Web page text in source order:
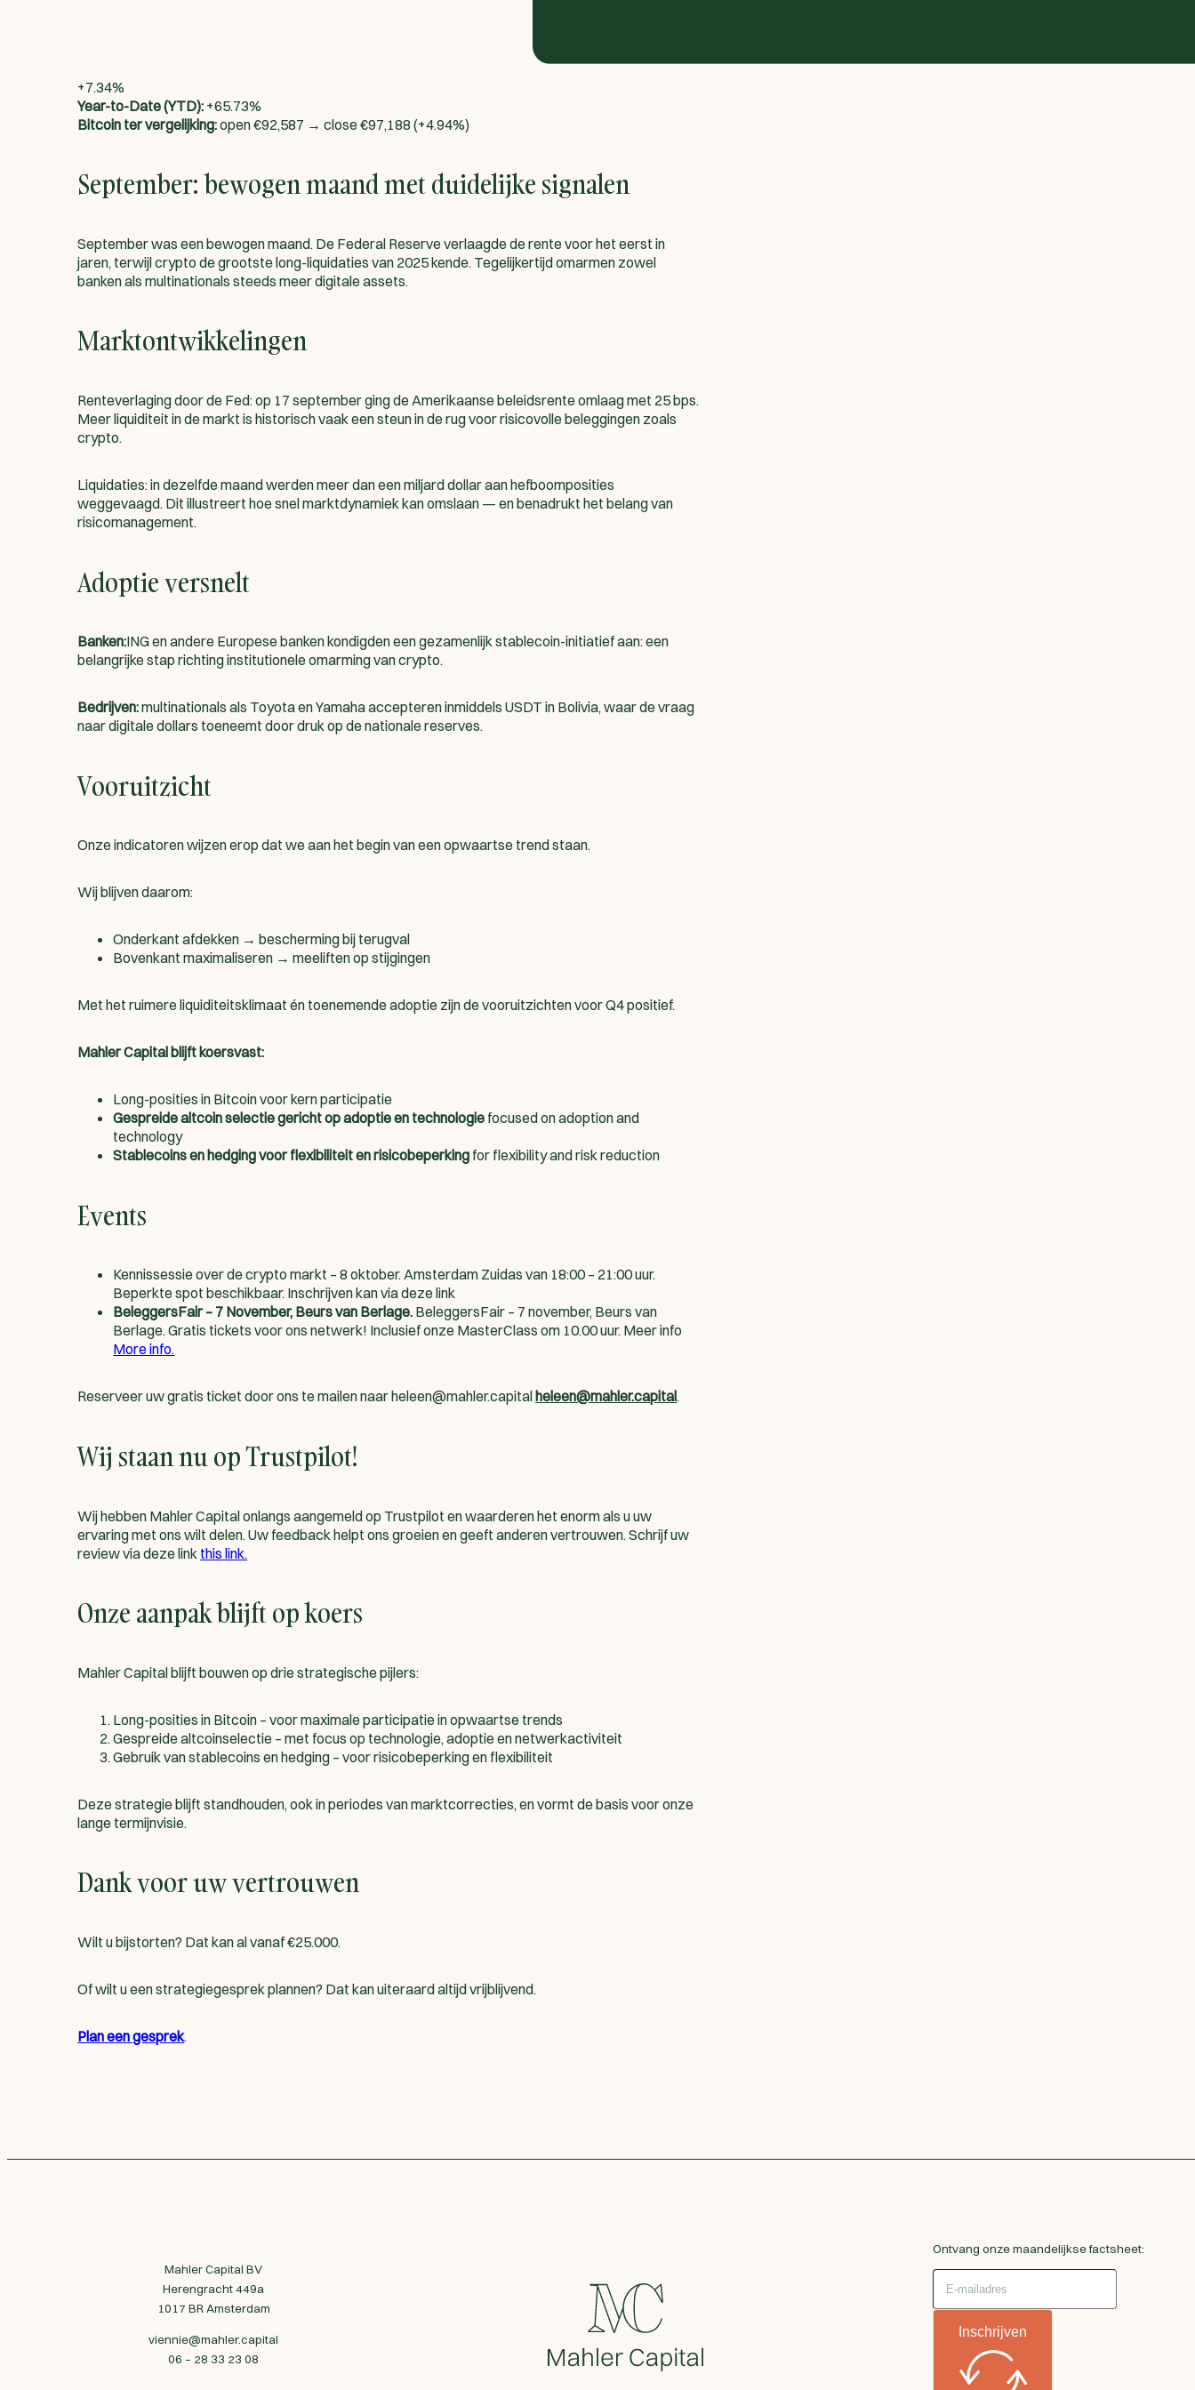
+7.34%
Year-to-Date (YTD): +65.73%
Bitcoin ter vergelijking:open €92,587 → close €97,188 (+4.94%)
September: bewogen maand met duidelijke signalen
September was een bewogen maand. De Federal Reserve verlaagde de rente voor het eerst in
jaren, terwijl crypto de grootste long-liquidaties van 2025 kende. Tegelijkertijd omarmen zowel
banken als multinationals steeds meer digitale assets.
Marktontwikkelingen
Renteverlaging door de Fed: op 17 september ging de Amerikaanse beleidsrente omlaag met 25 bps.
Meer liquiditeit in de markt is historisch vaak een steun in de rug voor risicovolle beleggingen zoals
crypto.
Liquidaties: in dezelfde maand werden meer dan een miljard dollar aan hefboomposities
weggevaagd. Dit illustreert hoe snel marktdynamiek kan omslaan — en benadrukt het belang van
risicomanagement.
Adoptie versnelt
Banken:ING en andere Europese banken kondigden een gezamenlijk stablecoin-initiatief aan: een
belangrijke stap richting institutionele omarming van crypto.
Bedrijven:multinationals als Toyota en Yamaha accepteren inmiddels USDT in Bolivia, waar de vraag
naar digitale dollars toeneemt door druk op de nationale reserves.
Vooruitzicht
Onze indicatoren wijzen erop dat we aan het begin van een opwaartse trend staan.
Wij blijven daarom:
Onderkant afdekken → bescherming bij terugval
Bovenkant maximaliseren → meeliften op stijgingen
Met het ruimere liquiditeitsklimaat én toenemende adoptie zijn de vooruitzichten voor Q4 positief.
Mahler Capital blijft koersvast:
Long-posities in Bitcoin voor kern participatie
Gespreide altcoin selectie gericht op adoptie en technologie focused on adoption and
technology
Stablecoins en hedging voor flexibiliteit en risicobeperking for flexibility and risk reduction
Events
Kennissessie over de crypto markt – 8 oktober. Amsterdam Zuidas van 18:00 – 21:00 uur.
Beperkte spot beschikbaar. Inschrijven kan via deze link
BeleggersFair – 7 November, Beurs van Berlage. BeleggersFair – 7 november, Beurs van
Berlage. Gratis tickets voor ons netwerk! Inclusief onze MasterClass om 10.00 uur. Meer info
More info.
Reserveer uw gratis ticket door ons te mailen naarheleen@mahler.capitalheleen@mahler.capital.
Wij staan nu op Trustpilot!
Wij hebben Mahler Capital onlangs aangemeld op Trustpilot en waarderen het enorm als u uw
ervaring met ons wilt delen. Uw feedback helpt ons groeien en geeft anderen vertrouwen. Schrijf uw
review via deze link this link.
Onze aanpak blijft op koers
Mahler Capital blijft bouwen op drie strategische pijlers:
Long-posities in Bitcoin – voor maximale participatie in opwaartse trends
Gespreide altcoinselectie – met focus op technologie, adoptie en netwerkactiviteit
Gebruik van stablecoins en hedging – voor risicobeperking en flexibiliteit
Deze strategie blijft standhouden, ook in periodes van marktcorrecties, en vormt de basis voor onze
lange termijnvisie.
Dank voor uw vertrouwen
Wilt u bijstorten? Dat kan al vanaf €25.000.
Of wilt u een strategiegesprek plannen? Dat kan uiteraard altijd vrijblijvend.
Plan een gesprek.
Mahler Capital BV
Herengracht 449a
1017 BR Amsterdam
viennie@mahler.capital
06 – 28 33 23 08
Ontvang onze maandelijkse factsheet:
Inschrijven